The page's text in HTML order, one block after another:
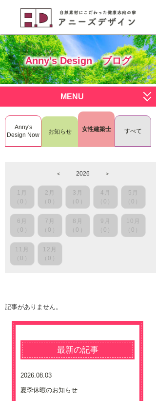
Anny's Design ブログ
MENU
サービス一覧
すまいく
RenoDeco
L.I.S.H
施工写真
スタッフ募集
お問い合わせはこちら
Anny's
Design Now
お知らせ 女性建築士 すべて
＜ 2026 ＞
1月
（0）
2月
（0）
3月
（0）
4月
（0）
5月
（0）
6月
（0）
7月
（0）
8月
（0）
9月
（0）
10月
（0）
11月
（0）
12月
（0）
記事がありません。
最新の記事
2026.08.03
夏季休暇のお知らせ